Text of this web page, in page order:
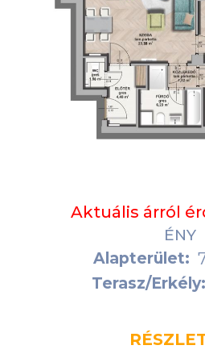
Aktuális árról
ÉNY
Alapterület:
Terasz/Erkély: